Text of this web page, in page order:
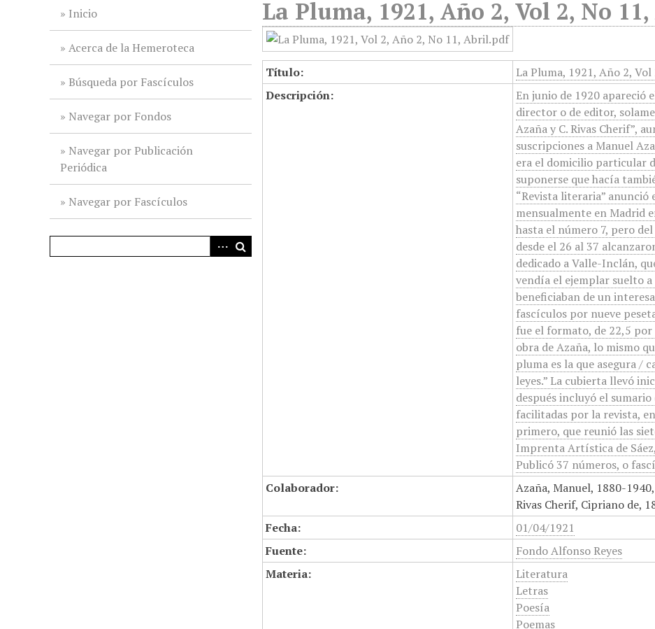
Inicio
Acerca de la Hemeroteca
Búsqueda por Fascículos
Navegar por Fondos
Navegar por Publicación
Periódica
Navegar por Fascículos
La Pluma, 1921, Año 2, Vol 2, No
Título:
La Pluma, 1921, Año 2,
Descripción:
En junio de 1920 apareció
director o de editor,
Azaña y C. Rivas Cherif”,
suscripciones a Manuel
era el domicilio particular
suponerse que hacía
“Revista literaria” anunció
mensualmente en Madrid
hasta el número 7, pero
desde el 26 al 37
dedicado a Valle-Inclán,
vendía el ejemplar suelto
beneficiaban de un
fascículos por nueve
fue el formato, de 22,5
obra de Azaña, lo mismo
pluma es la que asegura /
leyes.” La cubierta llevó
después incluyó el
facilitadas por la revista,
primero, que reunió las
Imprenta Artística de
Publicó 37 números, o
Colaborador:
Azaña, Manuel, 1880-
Rivas Cherif, Cipriano de,
Fecha:
01/04/1921
Fuente:
Fondo Alfonso Reyes
Materia:
Literatura
Letras
Poesía
Poemas